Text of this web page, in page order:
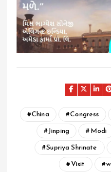
China Congress
Jinping Modi
Supriya Shrinate
Visit